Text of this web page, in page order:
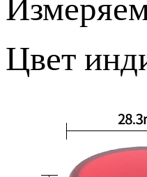
Цвет